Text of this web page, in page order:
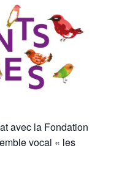
avec la Fondation
vocal « les